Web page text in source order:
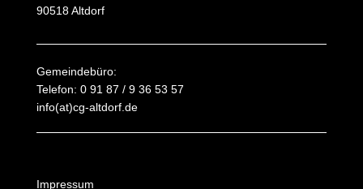
90518 Altdorf
Gemeindebüro:
Telefon: 0 91 87 / 9 36 53 57
info(at)cg-altdorf.de
Impressum